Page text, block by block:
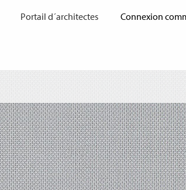
Portail d´architectes